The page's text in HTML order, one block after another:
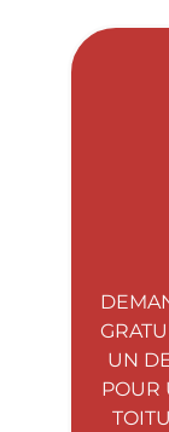
UN
POUR